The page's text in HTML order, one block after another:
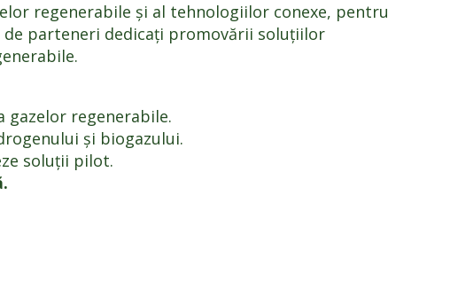
regenerabile și al tehnologiilor conexe, pentru
parteneri dedicați promovării soluțiilor
gazelor regenerabile.
și biogazului.
soluții pilot.